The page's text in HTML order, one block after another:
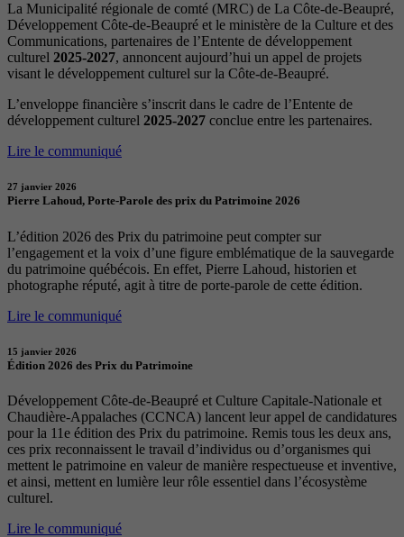
La Municipalité régionale de comté (MRC) de La Côte-de-Beaupré,
Développement Côte-de-Beaupré et le ministère de la Culture et des
Communications, partenaires de l’Entente de développement
culturel 2025-2027, annoncent aujourd’hui un appel de projets
visant le développement culturel sur la Côte-de-Beaupré.
L’enveloppe financière s’inscrit dans le cadre de l’Entente de
développement culturel 2025-2027 conclue entre les partenaires.
Lire le communiqué
27 janvier 2026
Pierre Lahoud, Porte-Parole des prix du Patrimoine 2026
L’édition 2026 des Prix du patrimoine peut compter sur
l’engagement et la voix d’une figure emblématique de la sauvegarde
du patrimoine québécois. En effet, Pierre Lahoud, historien et
photographe réputé, agit à titre de porte-parole de cette édition.
Lire le communiqué
15 janvier 2026
Édition 2026 des Prix du Patrimoine
Développement Côte-de-Beaupré et Culture Capitale-Nationale et
Chaudière-Appalaches (CCNCA) lancent leur appel de candidatures
pour la 11e édition des Prix du patrimoine. Remis tous les deux ans,
ces prix reconnaissent le travail d’individus ou d’organismes qui
mettent le patrimoine en valeur de manière respectueuse et inventive,
et ainsi, mettent en lumière leur rôle essentiel dans l’écosystème
culturel.
Lire le communiqué